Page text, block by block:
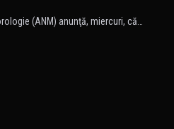
(ANM) anunţă, miercuri, că…